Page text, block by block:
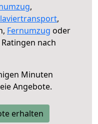
,
,
Fernumzug oder
nach
Minuten
Angebote.
erhalten